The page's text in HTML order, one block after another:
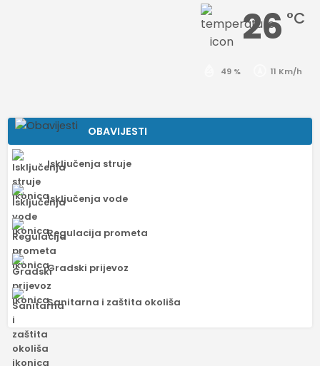
26 °C
49 % 11 Km/h
OBAVIJESTI
Isključenja struje
Isključenja vode
Regulacija prometa
Gradski prijevoz
Sanitarna i zaštita okoliša